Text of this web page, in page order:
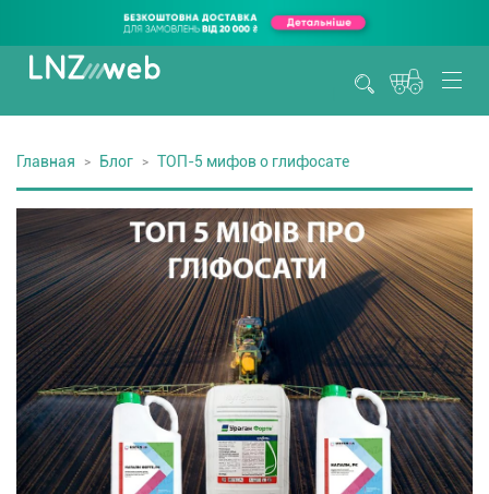
Главная Блог ТОП-5 мифов о глифосате